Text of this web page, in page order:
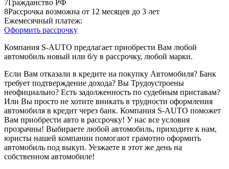
7Гражданство РФ
8Рассрочка возможна от 12 месяцев до 3 лет
Ежемесячный платеж:
Оформить рассрочку
Компания S-AUTO предлагает приобрести Вам любой
автомобиль новый или б/у в рассрочку, любой марки.
Если Вам отказали в кредите на покупку Автомобиля? Банк
требует подтверждение дохода? Вы Трудоустроены
неофициально? Есть задолженность по судебным приставам?
Или Вы просто не хотите вникать в трудности оформления
автомобиля в кредит через банк. Компания S-AUTO поможет
Вам приобрести авто в рассрочку! У нас все условия
прозрачны! Выбираете любой автомобиль, приходите к нам,
юристы нашей компании помогают грамотно оформить
автомобиль под выкуп. Уезжаете в этот же день на
собственном автомобиле!